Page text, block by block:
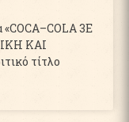
3Ε
ΚΑΙ
τίτλο